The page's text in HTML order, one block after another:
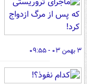
۳ بهمن ۰۳ - ۰۹:۵۵